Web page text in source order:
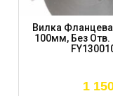
Вилка
100мм, Без Отв.
1